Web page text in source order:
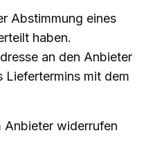
Abstimmung eines
haben.
an den Anbieter
Liefertermins mit dem
Anbieter widerrufen